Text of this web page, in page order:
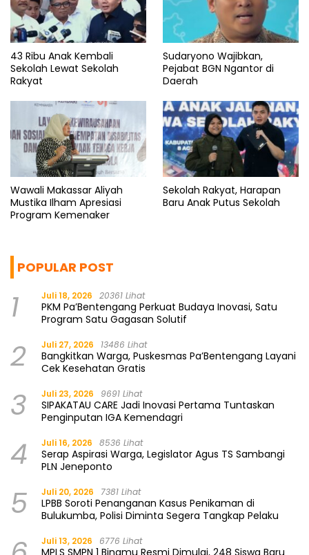
43 Ribu Anak Kembali
Sekolah Lewat Sekolah
Rakyat
Sudaryono Wajibkan,
Pejabat BGN Ngantor di
Daerah
Wawali Makassar Aliyah
Mustika Ilham Apresiasi
Program Kemenaker
Sekolah Rakyat, Harapan
Baru Anak Putus Sekolah
POPULAR POST
1 Juli 18, 2026 20361 Lihat
PKM Pa’Bentengang Perkuat Budaya Inovasi, Satu
Program Satu Gagasan Solutif
2 Juli 27, 2026 13486 Lihat
Bangkitkan Warga, Puskesmas Pa’Bentengang Layani
Cek Kesehatan Gratis
3 Juli 23, 2026 9691 Lihat
SIPAKATAU CARE Jadi Inovasi Pertama Tuntaskan
Penginputan IGA Kemendagri
4 Juli 16, 2026 8536 Lihat
Serap Aspirasi Warga, Legislator Agus TS Sambangi
PLN Jeneponto
5 Juli 20, 2026 7381 Lihat
LPBB Soroti Penanganan Kasus Penikaman di
Bulukumba, Polisi Diminta Segera Tangkap Pelaku
Juli 13, 2026 6776 Lihat